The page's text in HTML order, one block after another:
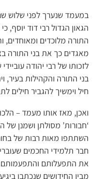
במעמד שנערך לפני שלוש
הגאון הגדול רבי דוד יוסף,
התורה מלוכדים ומאוחדים,
מאגדים כך את בני התורה
לזכותו של רבי יהודה
בני התורה והקהילות בעיר,
חיל וימשיך להגביר חילים
ואכן, מאז אותו מעמד –
‘חבורות’ מסולתן ושמנן
השתתפו מאות רבות של
חבר תלמידי החכמים
את התפעלותם והתפעמותם
מבין החידושים שנכתבו